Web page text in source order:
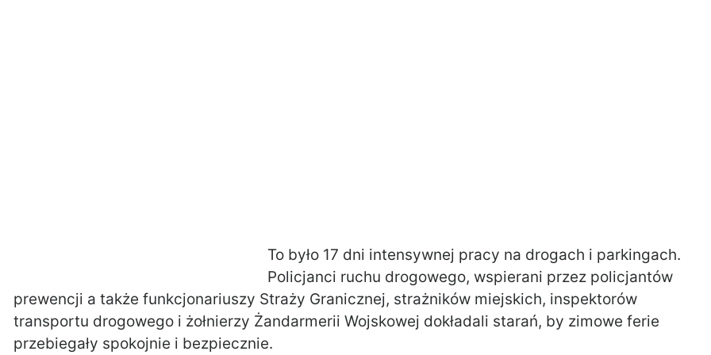
To było 17 dni intensywnej pracy na drogach i parkingach.
Policjanci ruchu drogowego, wspierani przez policjantów
prewencji a także funkcjonariuszy Straży Granicznej, strażników miejskich, inspektorów
transportu drogowego i żołnierzy Żandarmerii Wojskowej dokładali starań, by zimowe ferie
przebiegały spokojnie i bezpiecznie.